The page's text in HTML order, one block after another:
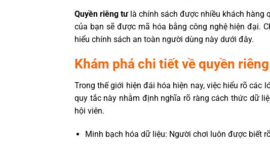
Quyền riêng tưlà chính sách được nhiều khách hàng
của bạn sẽ được mã hóa bằng công nghệ hiện đại.
hiểu chính sách an toàn người dùng này dưới đây.
Khám phá chi tiết về quyền
Trong thế giới hiện đái hóa hiện nay, việc hiểu rõ
quy tắc này nhằm định nghĩa rõ ràng cách thức dữ
hội viên.
Minh bạch hóa dữ liệu: Người chơi luôn được biết